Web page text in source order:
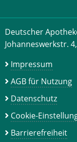
Deutscher
Johanneswerkstr.
Impressum
AGB für Nutzung
Datenschutz
Cookie-
Barrierefreiheit